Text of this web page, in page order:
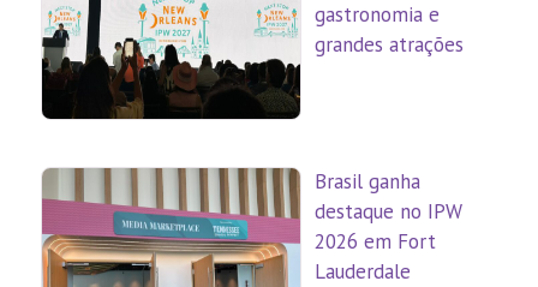
gastronomia e
grandes atrações
Brasil ganha
destaque no IPW
2026 em Fort
Lauderdale